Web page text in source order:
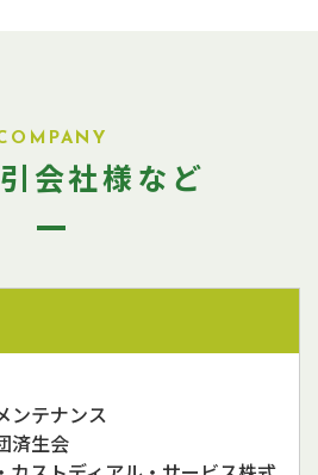
会社様など
ンテナンス
済生会